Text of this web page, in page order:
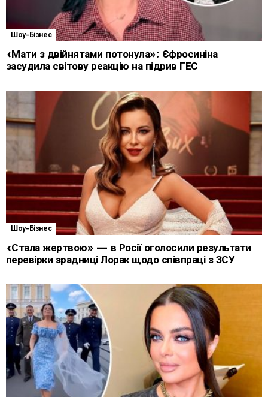
Шоу-Бізнес
«Мати з двійнятами потонула»: Єфросиніна
засудила світову реакцію на підрив ГЕС
Шоу-Бізнес
«Стала жертвою» — в Росії оголосили результати
перевірки зрадниці Лорак щодо співпраці з ЗСУ